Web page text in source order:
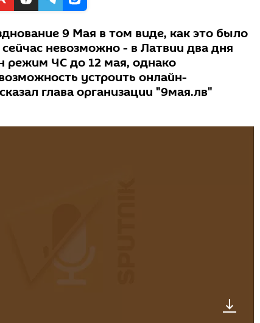
9 Мая в том виде, как это было
невозможно - в Латвии два дня
режим ЧС до 12 мая, однако
устроить онлайн-
глава организации "9мая.лв"